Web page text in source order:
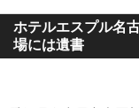
ホテルエスプル名
場には遺書